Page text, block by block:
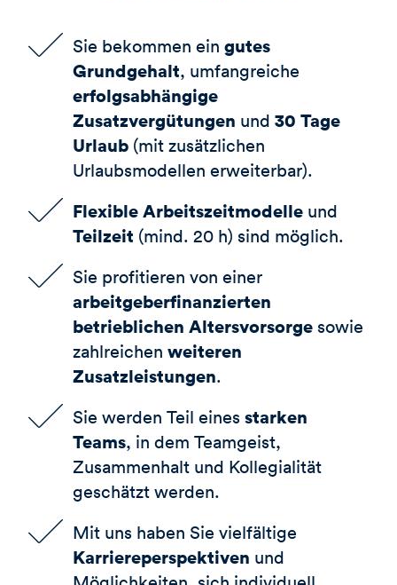
Sie bekommen ein gutes
Grundgehalt, umfangreiche
erfolgsabhängige
Zusatzvergütungen und 30 Tage
Urlaub (mit zusätzlichen
Urlaubsmodellen erweiterbar).
Flexible Arbeitszeitmodelle und
Teilzeit (mind. 20 h) sind möglich.
Sie profitieren von einer
arbeitgeberfinanzierten
betrieblichen Altersvorsorgesowie
zahlreichen weiteren
Zusatzleistungen.
Sie werden Teil eines starken
Teams, in dem Teamgeist,
Zusammenhalt und Kollegialität
geschätzt werden.
Mit uns haben Sie vielfältige
Karriereperspektiven und